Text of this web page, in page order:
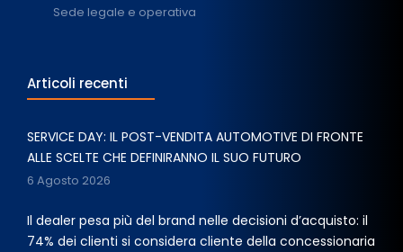
Sede legale e operativa
Articoli recenti
SERVICE DAY: IL POST-VENDITA AUTOMOTIVE DI FRONTE
ALLE SCELTE CHE DEFINIRANNO IL SUO FUTURO
6 Agosto 2026
Il dealer pesa più del brand nelle decisioni d’acquisto: il
74% dei clienti si considera cliente della concessionaria